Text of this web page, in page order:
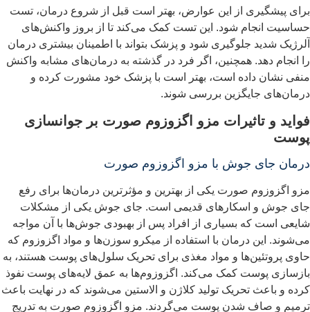
پیشگیری از این عوارض، بهتر است قبل از شروع درمان، تست
انجام شود. این تست کمک می‌کند تا از بروز واکنش‌های
شدید جلوگیری شود و پزشک بتواند با اطمینان بیشتری درمان
انجام دهد. همچنین، اگر فرد در گذشته به درمان‌های مشابه واکنش
نشان داده است، بهتر است با پزشک خود مشورت کرده و
جایگزین بررسی شوند.
و تاثیرات مزو اگزوزوم صورت بر جوانسازی
جای جوش با مزو اگزوزوم صورت
اگزوزوم صورت یکی از بهترین و مؤثرترین درمان‌ها برای رفع
جوش و اسکارهای قدیمی است. جای جوش یکی از مشکلات
است که بسیاری از افراد پس از بهبودی جوش‌ها با آن مواجه
این درمان با استفاده از میکرو سوزن‌ها و مواد اگزوزوم که
پروتئین‌ها و مواد مغذی برای تحریک سلول‌های پوست هستند، به
پوست کمک می‌کند. اگزوزوم‌ها به عمق لایه‌های پوست نفوذ
و باعث تحریک تولید کلاژن و الاستین می‌شوند که در نهایت باعث
و صاف شدن پوست می‌گردند. مزو اگزوزوم صورت به تدریج